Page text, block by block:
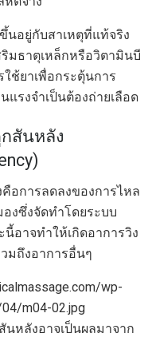
นอยู่กับสาเหตุที่แท้จริง
ริมธาตุเหล็กหรือวิตามินบี
ช้ยาเพื่อกระตุ้นการ
แรงจำเป็นต้องถ่ายเลือด
สันหลัง
อการลดลงของการไหล
งซึ่งจัดทำโดยระบบ
อาจทำให้เกิดอาการวิง
มถึงอาการอื่นๆ
นหลังอาจเป็นผลมาจาก